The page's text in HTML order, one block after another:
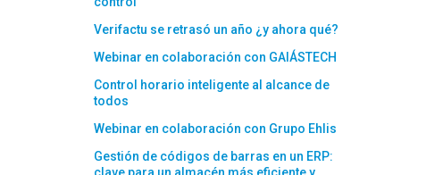
Verifactu se retrasó un año ¿y ahora qué?
Webinar en colaboración con GAIÁSTECH
Control horario inteligente al alcance de
todos
Webinar en colaboración con Grupo Ehlis
Gestión de códigos de barras en un ERP: